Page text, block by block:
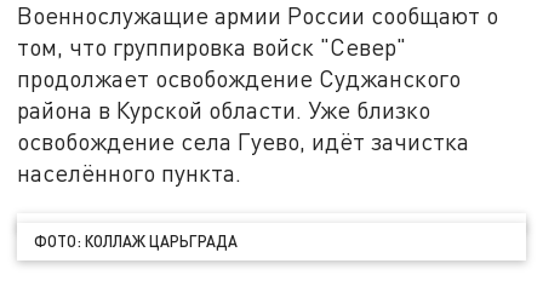
Военнослужащие армии России сообщают о
том, что группировка войск "Север"
продолжает освобождение Суджанского
района в Курской области. Уже близко
освобождение села Гуево, идёт зачистка
населённого пункта.
ФОТО: КОЛЛАЖ ЦАРЬГРАДА